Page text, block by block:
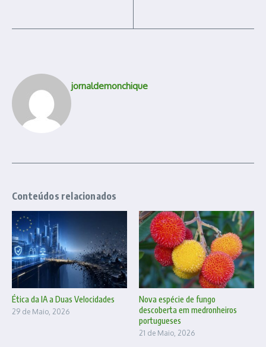
jornaldemonchique
Conteúdos relacionados
Ética da IA a Duas Velocidades
29 de Maio, 2026
Nova espécie de fungo
descoberta em medronheiros
portugueses
21 de Maio, 2026